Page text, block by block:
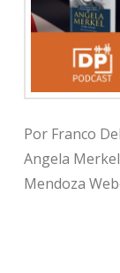
Por Franco
Angela
Mendoza